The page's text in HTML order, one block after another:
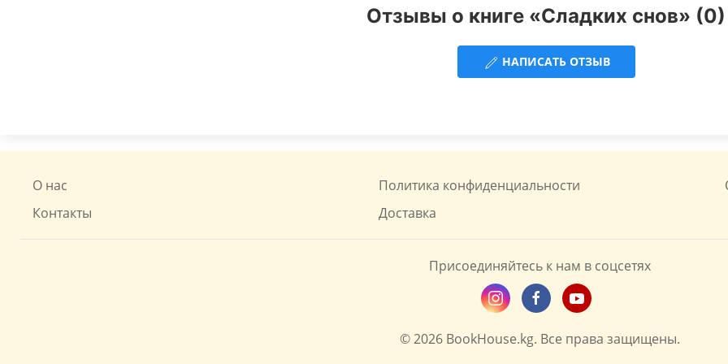
Отзывы о книге «Сладких снов» (0)
НАПИСАТЬ ОТЗЫВ
О нас Политика конфиденциальности
Контакты
Доставка
Присоединяйтесь к нам в соцсетях
© 2026 BookHouse.kg. Все права защищены.